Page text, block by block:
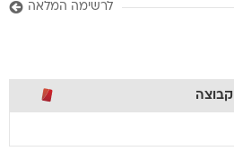
לרשימה המלאה
קבוצה